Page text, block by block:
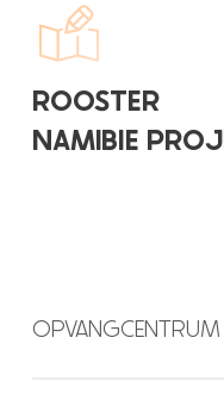
ROOSTER
NAMIBIE
OPVANGCENTRUM